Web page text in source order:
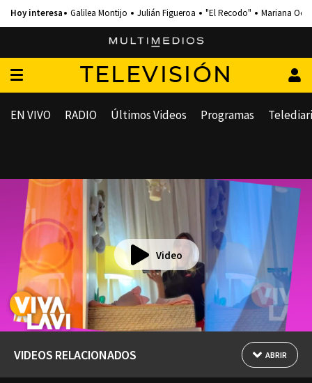
Galilea Montijo Julián Figueroa "El Recodo" Mariana
TELEVISIÓN
EN VIVO RADIO Últimos Videos Programas
Video
VIDEOS RELACIONADOS ABRIR